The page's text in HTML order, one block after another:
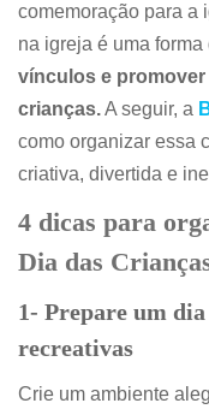
comemoração para a
na igreja é uma forma
vínculos e
crianças.A seguir, a
como organizar essa
criativa, divertida e
4 dicas para
Dia das
1- Prepare um
recreativas
Crie um ambiente